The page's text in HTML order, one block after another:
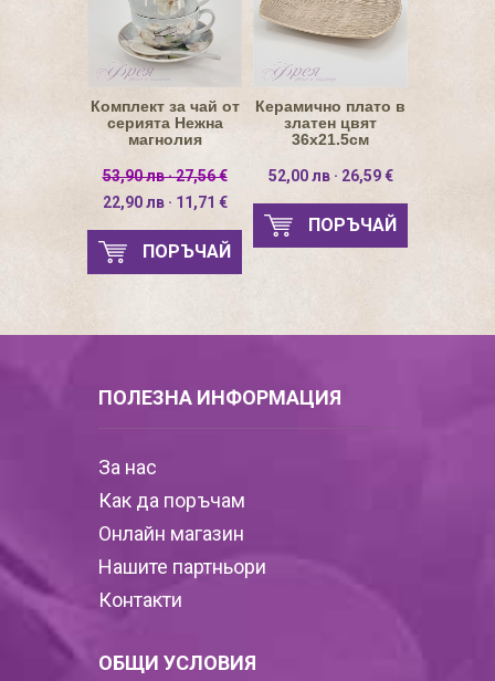
Комплект за чай от
серията Нежна
магнолия
53,90 лв · 27,56 €
22,90 лв · 11,71 €
ПОРЪЧАЙ
Керамично плато в
златен цвят
36х21.5см
52,00 лв · 26,59 €
ПОРЪЧАЙ
ПОЛЕЗНА ИНФОРМАЦИЯ
За нас
Как да поръчам
Онлайн магазин
Нашите партньори
Контакти
ОБЩИ УСЛОВИЯ